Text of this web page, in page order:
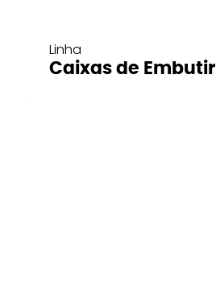
Linha
Caixas de Embutir